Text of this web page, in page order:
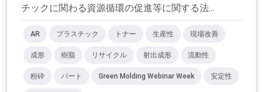
チックに関わる資源循環の促進等に関する法...
AR プラスチック トナー 生産性 現場改善
成形 樹脂 リサイクル 射出成形 流動性
粉砕 パート Green Molding Webinar Week 安定性